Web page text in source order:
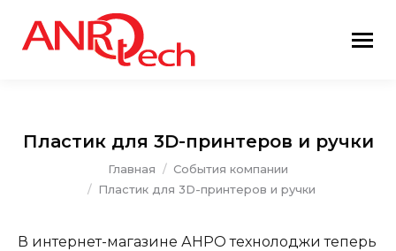
Пластик для 3D-принтеров и ручки
Главная
События компании
Пластик для 3D-принтеров и ручки
В интернет-магазине АНРО технолоджи теперь